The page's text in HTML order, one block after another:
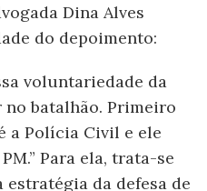
Dina Alves
do depoimento:
voluntariedade da
batalhão. Primeiro
a Polícia Civil e ele
Para ela, trata-se
da defesa de